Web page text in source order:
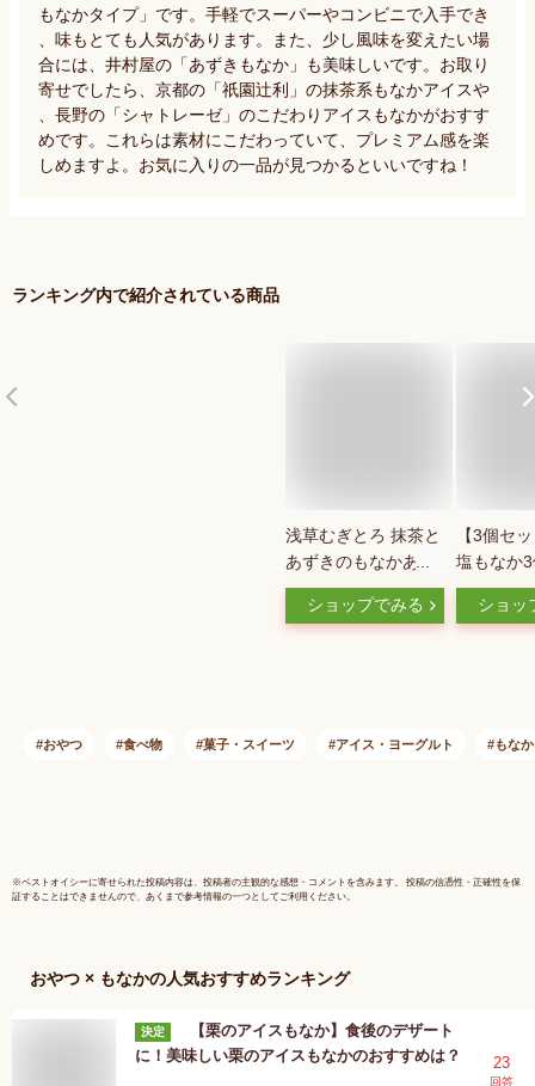
もなかタイプ」です。手軽でスーパーやコンビニで入手でき
、味もとても人気があります。また、少し風味を変えたい場
合には、井村屋の「あずきもなか」も美味しいです。お取り
寄せでしたら、京都の「祇園辻利」の抹茶系もなかアイスや
、長野の「シャトレーゼ」のこだわりアイスもなかがおすす
めです。これらは素材にこだわっていて、プレミアム感を楽
しめますよ。お気に入りの一品が見つかるといいですね！
ランキング内で紹介されている商品
浅草むぎとろ 抹茶と
あずきのもなかあい
す 6個入 北海道/四
国/九州・沖縄送料別
ショップでみる
【3個セ
塩もなか
アイス【
ショッ
おやつ 食べ物 菓子・スイーツ アイス・ヨーグルト もなか
※ベストオイシーに寄せられた投稿内容は、投稿者の主観的な感想・コメントを含みます。 投稿の信憑性・正確性を保
証することはできませんので、あくまで参考情報の一つとしてご利用ください。
おやつ × もなかの人気おすすめランキング
決定
【栗のアイスもなか】食後のデザート
に！美味しい栗のアイスもなかのおすすめは？
23
回答